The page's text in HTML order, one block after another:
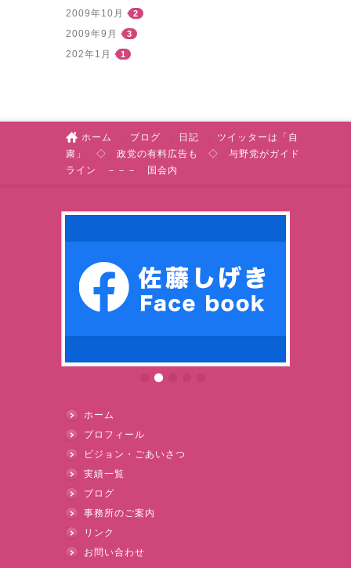
2009年10月 2
2009年9月 3
202年1月 1
ホーム ブログ 日記
ツイッターは「自
粛」 ◇ 政党の有料広告も ◇ 与野党がガイド
ライン －－－ 国会内
ホーム
プロフィール
ビジョン・ごあいさつ
実績一覧
ブログ
事務所のご案内
リンク
お問い合わせ